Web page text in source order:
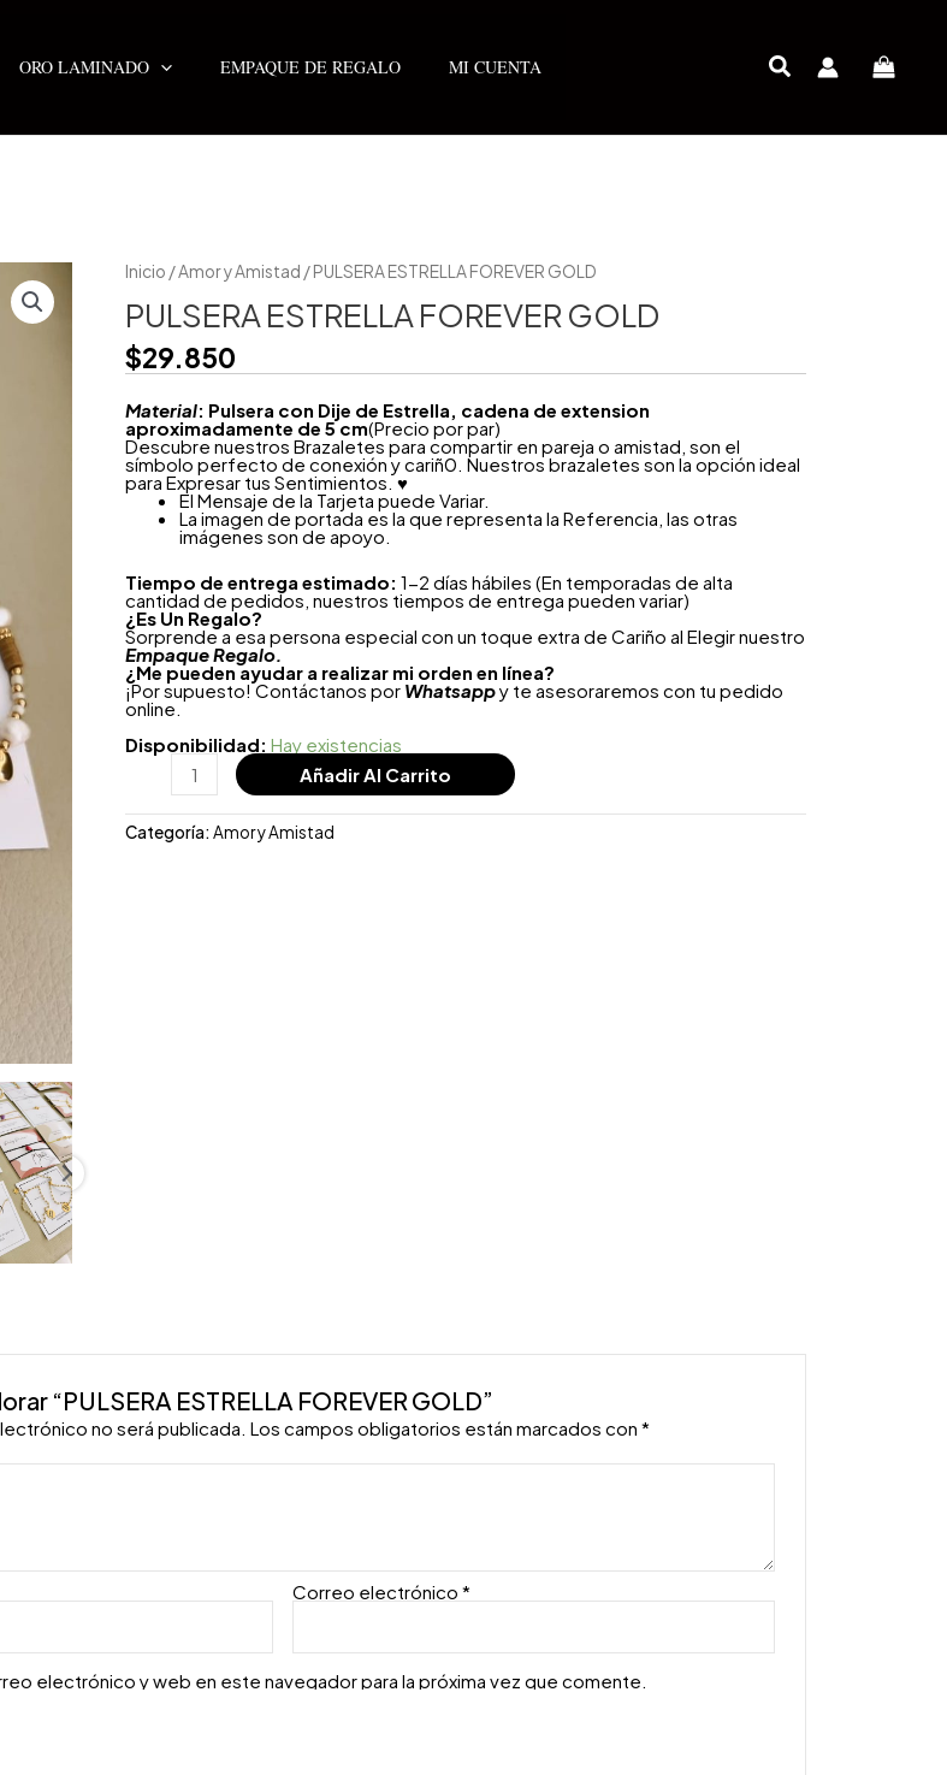
ORO LAMINADO EMPAQUE DE REGALO MI CUENTA
Inicio /Amor y Amistad / PULSERA ESTRELLA FOREVER GOLD
PULSERA ESTRELLA FOREVER GOLD
$29.850
Material: Pulsera con Dije de Estrella, cadena de extension
aproximadamente de 5 cm(Precio por par)
Descubre nuestros Brazaletes para compartir en pareja o amistad, son el
símbolo perfecto de conexión y cariñ0. Nuestros brazaletes son la opción ideal
para Expresar tus Sentimientos. ♥
El Mensaje de la Tarjeta puede Variar.
La imagen de portada es la que representa la Referencia, las otras
imágenes son de apoyo.
Tiempo de entrega estimado: 1-2 días hábiles (En temporadas de alta
cantidad de pedidos, nuestros tiempos de entrega pueden variar)
¿ Es Un Regalo?
Sorprende a esa persona especial con un toque extra de Cariño al Elegir nuestro
Empaque Regalo.
¿Me pueden ayudar a realizar mi orden en línea?
¡Por supuesto! Contáctanos por Whatsappy te asesoraremos con tu pedido
online.
Disponibilidad: Hay existencias
PULSERA
ESTRELLA
FOREVER
GOLD
cantidad
Añadir Al Carrito
Categoría: Amor y Amistad
“PULSERA ESTRELLA FOREVER GOLD”
no será publicada. Los campos obligatorios están marcados con*
Correo electrónico*
electrónico y web en este navegador para la próxima vez que comente.